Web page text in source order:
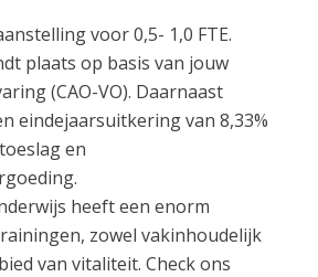
voor 0,5- 1,0 FTE.
plaats op basis van jouw
(CAO-VO). Daarnaast
eindejaarsuitkering van 8,33%
en
heeft een enorm
zowel vakinhoudelijk
van vitaliteit. Check ons